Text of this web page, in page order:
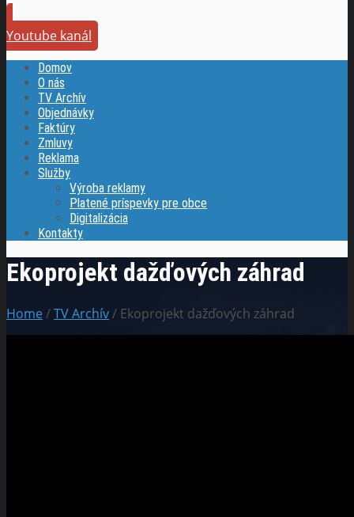
Youtube kanál
Domov
O nás
TV Archív
Objednávky
Faktúry
Zmluvy
Reklama
Služby
Výroba reklamy
Platené príspevky pre obce
Digitalizácia
Kontakty
Ekoprojekt dažďových záhrad
Home/TV Archív/ Ekoprojekt dažďových záhrad